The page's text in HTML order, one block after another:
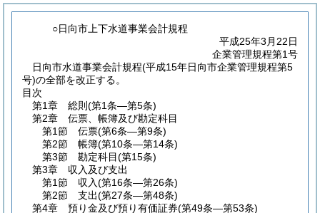
○日向市上下水道事業会計規程
平成25年3月22日
企業管理規程第1号
日向市水道事業会計規程(平成15年日向市企業管理規程第5
号)の全部を改正する。
目次
第1章
総則 (第1条―第5条)
第2章
伝票、帳簿及び勘定科目
第1節
伝票(第6条―第9条)
第2節
帳簿(第10条―第14条)
第3節
勘定科目(第15条)
第3章
収入及び支出
第1節
収入(第16条―第26条)
第2節
支出(第27条―第48条)
第4章
預り金及び預り有価証券(第49条―第53条)